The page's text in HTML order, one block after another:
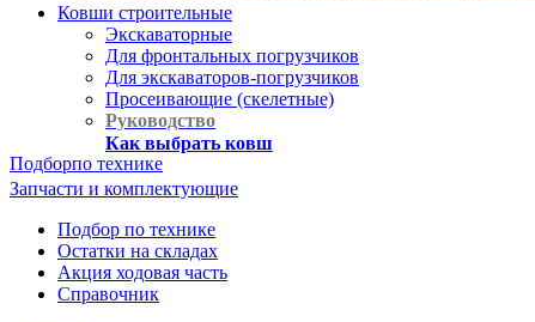
Ковши строительные
Экскаваторные
Для фронтальных погрузчиков
Для экскаваторов-погрузчиков
Просеивающие (скелетные)
Руководство
Как выбрать ковш
Подборпо технике
Запчасти и комплектующие
Подбор по технике
Остатки на складах
Акция ходовая часть
Справочник